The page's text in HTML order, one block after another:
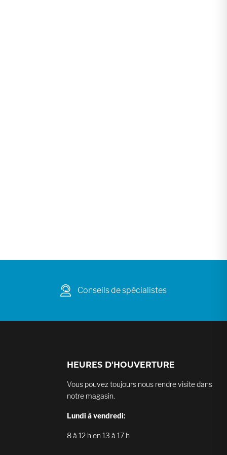
Conseils de spécialistes
HEURES D'HOUVERTURE
Vous pouvez toujours nous rendre visite dans
notre magasin.
Lundi à vendredi:
8 à 12 h en 13 à 17 h